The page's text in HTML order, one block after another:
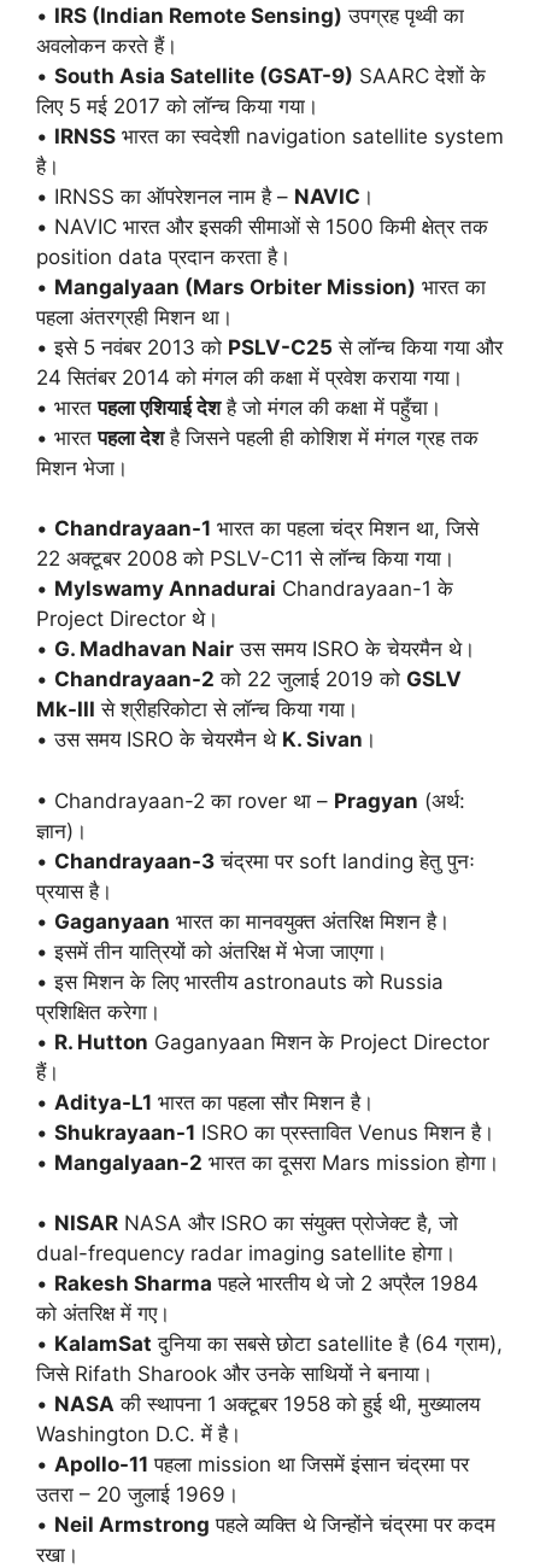
• IRS (Indian Remote Sensing) उपग्रह पृथ्वी का
अवलोकन करते हैं।
• South Asia Satellite (GSAT-9) SAARC देशों के
लिए 5 मई 2017 को लॉन्च किया गया।
• IRNSS भारत का स्वदेशी navigation satellite system
है।
• IRNSS का ऑपरेशनल नाम है – NAVIC ।
• NAVIC भारत और इसकी सीमाओं से 1500 किमी क्षेत्र तक
position data प्रदान करता है।
• Mangalyaan (Mars Orbiter Mission) भारत का
पहला अंतरग्रही मिशन था।
• इसे 5 नवंबर 2013 को PSLV-C25 से लॉन्च किया गया और
24 सितंबर 2014 को मंगल की कक्षा में प्रवेश कराया गया।
• भारतपहला एशियाई देशहै जो मंगल की कक्षा में पहुँचा।
• भारतपहला देशहै जिसने पहली ही कोशिश में मंगल ग्रह तक
मिशन भेजा।
• Chandrayaan-1 भारत का पहला चंद्र मिशन था, जिसे
22 अक्टूबर 2008 को PSLV-C11 से लॉन्च किया गया।
• Mylswamy Annadurai Chandrayaan-1 के
Project Director थे।
• G. Madhavan Nair उस समय ISRO के चेयरमैन थे।
• Chandrayaan-2 को 22 जुलाई 2019 को GSLV
Mk-III से श्रीहरिकोटा से लॉन्च किया गया।
• उस समय ISRO के चेयरमैन थे K. Sivan ।
• Chandrayaan-2 का rover था – Pragyan (अर्थ:
ज्ञान)।
• Chandrayaan-3 चंद्रमा पर soft landing हेतु पुनः
प्रयास है।
• Gaganyaan भारत का मानवयुक्त अंतरिक्ष मिशन है।
• इसमें तीन यात्रियों को अंतरिक्ष में भेजा जाएगा।
• इस मिशन के लिए भारतीय astronauts को Russia
प्रशिक्षित करेगा।
• R. Hutton Gaganyaan मिशन के Project Director
हैं।
• Aditya-L1 भारत का पहला सौर मिशन है।
• Shukrayaan-1 ISRO का प्रस्तावित Venus मिशन है।
• Mangalyaan-2 भारत का दूसरा Mars mission होगा।
• NISAR NASA और ISRO का संयुक्त प्रोजेक्ट है, जो
dual-frequency radar imaging satellite होगा।
• Rakesh Sharma पहले भारतीय थे जो 2 अप्रैल 1984
को अंतरिक्ष में गए।
• KalamSat दुनिया का सबसे छोटा satellite है (64 ग्राम),
जिसे Rifath Sharook और उनके साथियों ने बनाया।
• NASA की स्थापना 1 अक्टूबर 1958 को हुई थी, मुख्यालय
Washington D.C. में है।
• Apollo-11 पहला mission था जिसमें इंसान चंद्रमा पर
उतरा – 20 जुलाई 1969।
• Neil Armstrong पहले व्यक्ति थे जिन्होंने चंद्रमा पर कदम
रखा।